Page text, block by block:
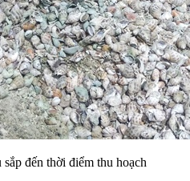
đến thời điểm thu hoạch